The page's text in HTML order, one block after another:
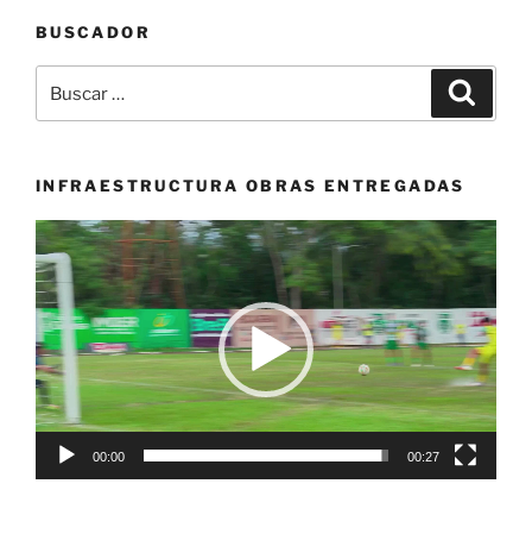
Ultimate
Chía»
BUSCADOR
por:
INFRAESTRUCTURA OBRAS ENTREGADAS
Reproductor
de
vídeo
00:00 00:27